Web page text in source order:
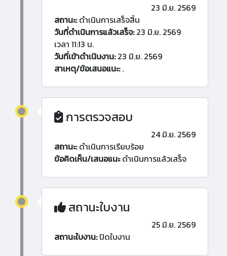
23 มิ.ย. 2569
สถานะ:ดำเนินการเสร็จสิ้น
วันที่ดำเนินการแล้วเสร็จ:23 มิ.ย. 2569
เวลา 11:13 น.
วันที่เข้าดำเนินงาน:23 มิ.ย. 2569
สาเหตุ/ข้อเสนอแนะ:.
การตรวจสอบ
24 มิ.ย. 2569
สถานะ:ดำเนินการเรียบร้อย
ข้อคิดเห็น/เสนอแนะดำเนินการแล้วเสร็จ
สถานะใบงาน
25 มิ.ย. 2569
สถานะใบงาน:ปิดใบงาน